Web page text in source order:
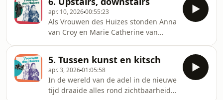
in gesprek met Chanelle
Delameillieure (KU Leuven), Margreet
in? En hoe zag haar begrafenis
eruit? Marie Catherine sterft in 1794
op haar vijftigste. Haar laatste jaren
waren zwaar. Een revolutie en een
republiek dwongen haar de
Nederlanden te verlaten. Hoe
beïnvloedden die politieke
omwentelingen haar laatste
levensfase
apr. 10, 202600:55:23
Als Vrouwen des Huizes stonden Anna
van Croy en Marie Catherine van
keukenmeiden, kamervrouwen,
intendanten, zonder hen konden onze
hoofdrolspeelsters niet schitteren.
Dus richten we de spotlights nu op
5. Tussen kunst en kitsch
apr. 3, 202601:05:58
In de wereld van de adel in de nieuwe
tijd draaide alles rond zichtbaarheid.